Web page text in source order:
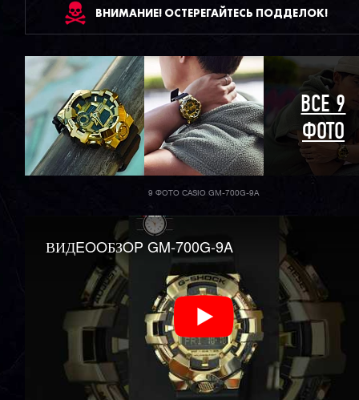
ВНИМАНИЕ! ОСТЕРЕГАЙТЕСЬ ПОДДЕЛОК!
ВСЕ 9
ФОТО
9 ФОТО CASIO GM-700G-9A
ВИДEOOБЗOP GM-700G-9A